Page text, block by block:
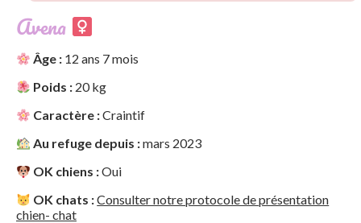
Avena
Âge : 12 ans 7 mois
Poids : 20 kg
Caractère :Craintif
Au refuge depuis :mars 2023
OK chiens :Oui
OK chats :Consulter notre protocole de présentation
chien- chat